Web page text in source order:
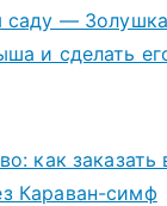
саду —
и сделать
как
Караван-симф